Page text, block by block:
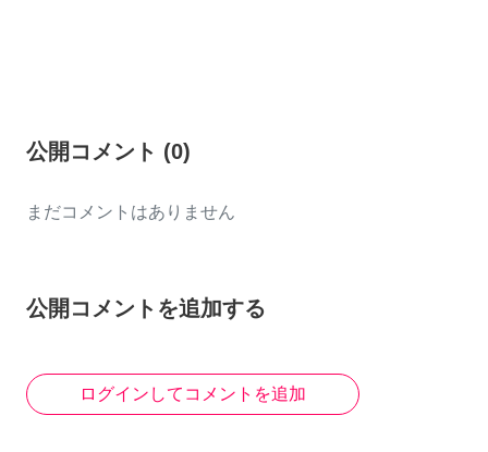
公開コメント (0)
まだコメントはありません
公開コメントを追加する
ログインしてコメントを追加